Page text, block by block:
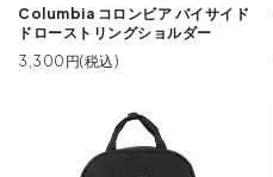
Columbia コロンビア バイサイド
ドローストリングショルダー
3,300円(税込)